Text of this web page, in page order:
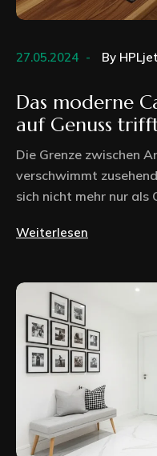
27.05.2024 By
Das moderne
auf Genuss
Die Grenze zwischen
verschwimmt
sich nicht mehr nur als
Weiterlesen